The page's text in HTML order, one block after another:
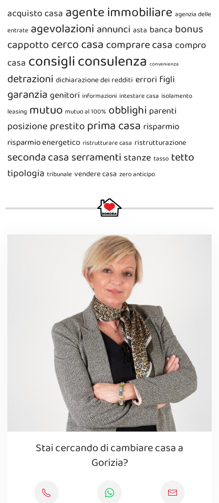
acquisto casa agente immobiliare agenzia delle
entrate agevolazioni annunci asta banca bonus
cappottocerco casacomprare casa compro
casa consigliconsulenza convenienza
detrazioni dichiarazione dei redditi errori figli
garanzia genitori informazioni intestare casa isolamento
leasing mutuo mutuo al 100% obblighi parenti
posizioneprestitoprima casa risparmio
risparmio energetico ristrutturare casa ristrutturazione
seconda casaserramenti stanze tasso tetto
tipologia tribunale vendere casa zero anticipo
Stai cercando di cambiare casa a
Gorizia?